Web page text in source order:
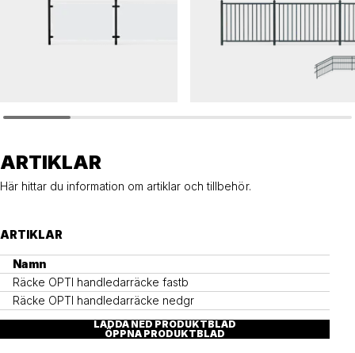
ARTIKLAR
Här hittar du information om artiklar och tillbehör.
ARTIKLAR
Namn
Räcke OPTI handledarräcke fastb
Räcke OPTI handledarräcke nedgr
LADDA NED PRODUKTBLAD
ÖPPNA PRODUKTBLAD